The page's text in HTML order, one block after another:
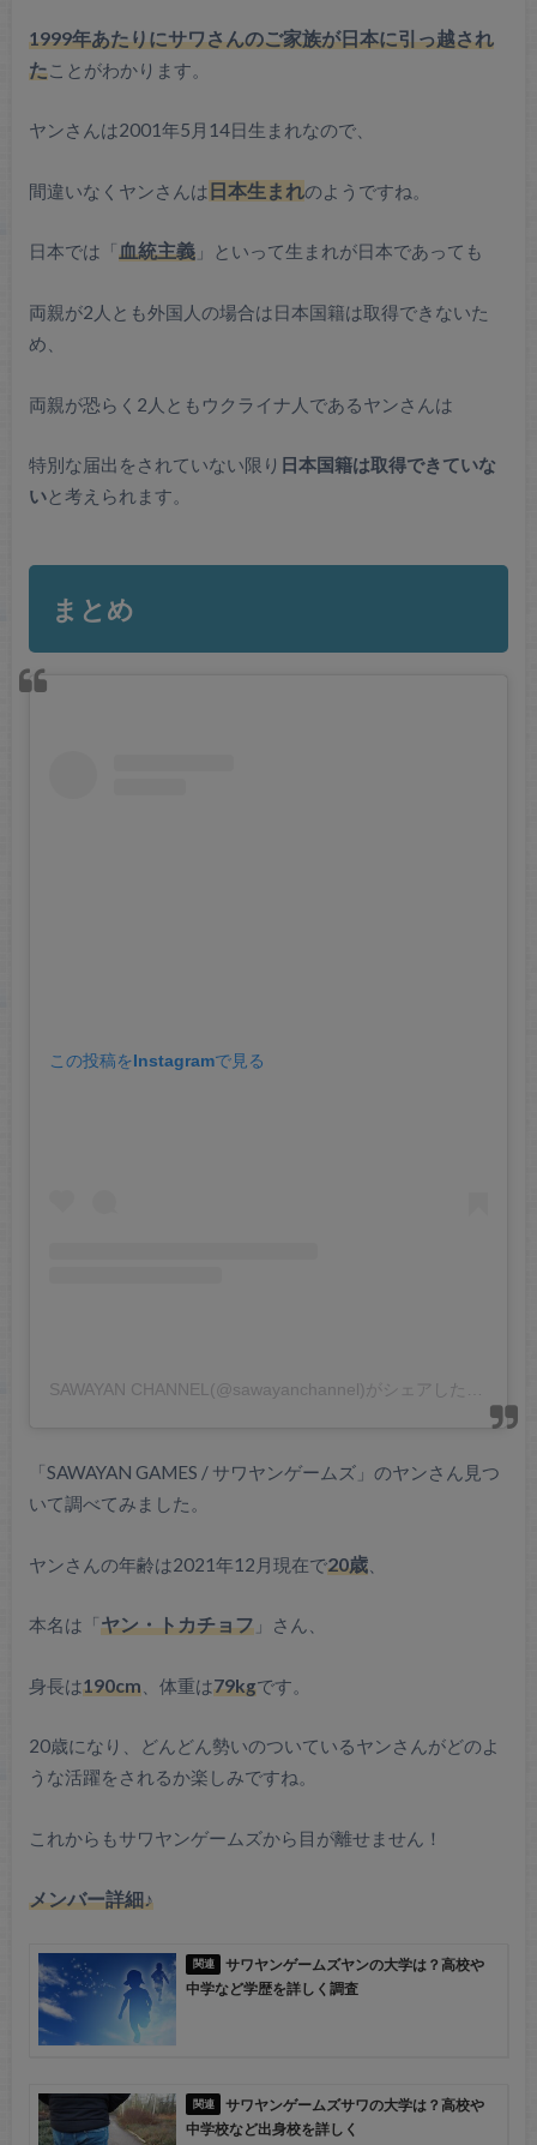
1999年あたりにサワさんのご家族が日本に引っ越され
たことがわかります。
ヤンさんは2001年5月14日生まれなので、
間違いなくヤンさんは 日本生まれのようですね。
日本では「血統主義」といって生まれが日本であっても
両親が2人とも外国人の場合は日本国籍は取得できないた
め、
両親が恐らく2人ともウクライナ人であるヤンさんは
特別な届出をされていない限り 日本国籍は取得できていな
いと考えられます。
まとめ
この投稿をInstagramで見る
「SAWAYAN GAMES / サワヤンゲームズ」のヤンさん見つ
いて調べてみました。
ヤンさんの年齢は2021年12月現在で20歳、
本名は「ヤン・トカチョフ」さん、
身長は190cm、体重は79kgです。
20歳になり、どんどん勢いのついているヤンさんがどのよ
うな活躍をされるか楽しみですね。
これからもサワヤンゲームズから目が離せません！
メンバー詳細♪
サワヤンゲームズヤンの大学は？高校や
中学など学歴を詳しく調査
サワヤンゲームズサワの大学は？高校や
中学校など出身校を詳しく